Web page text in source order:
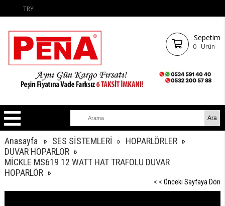
TRY
Sepetim
0 Ürün
Anasayfa SES SİSTEMLERİ
HOPARLÖRLER
DUVAR HOPARLÖR
MİCKLE MS619 12 WATT HAT TRAFOLU DUVAR
HOPARLÖR
< < Önceki Sayfaya Dön